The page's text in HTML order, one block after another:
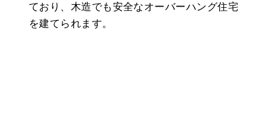
ており、木造でも安全なオーバーハング住宅
を建てられます。